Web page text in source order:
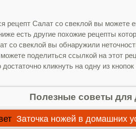
рецепт Салат со свеклой вы можете
есть другие похожие рецепты
со свеклой вы обнаружили
поделиться ссылкой на этот
кликнуть на одну из
Полезные советы для
Заточка ножей в домашних